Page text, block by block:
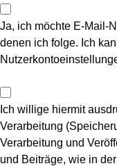
Ja, ich möchte E-Mail-
denen ich folge. Ich
Ich willige hiermit
Verarbeitung
Verarbeitung und
und Beiträge, wie in